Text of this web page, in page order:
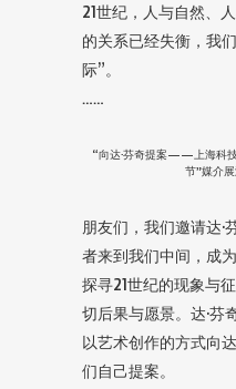
21世纪，人与自然、
的关系已经失衡，我
际”。
……
“向达·芬奇提案——上海科
节”媒介
朋友们，我们邀请达·
者来到我们中间，成
探寻21世纪的现象与
切后果与愿景。达·芬
以艺术创作的方式向
们自己提案。